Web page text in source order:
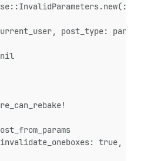
post_type:
true,